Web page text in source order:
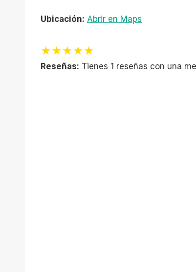
Ubicación: Abrir en Maps
★★★★★
Reseñas: Tienes 1 reseñas con una